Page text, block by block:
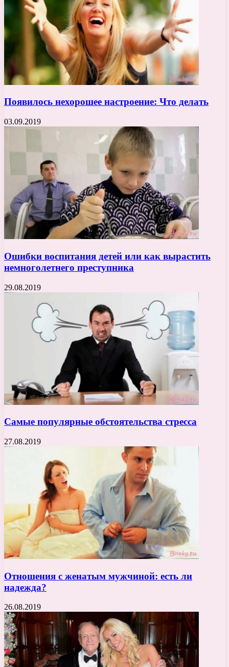
Появилось нехорошее настроение: Что делать
03.09.2019
Ошибки воспитания детей или как вырастить
немноголетнего преступника
29.08.2019
Самые популярные обстоятельства стресса
27.08.2019
Отношения с женатым мужчиной: есть ли
надежда?
26.08.2019